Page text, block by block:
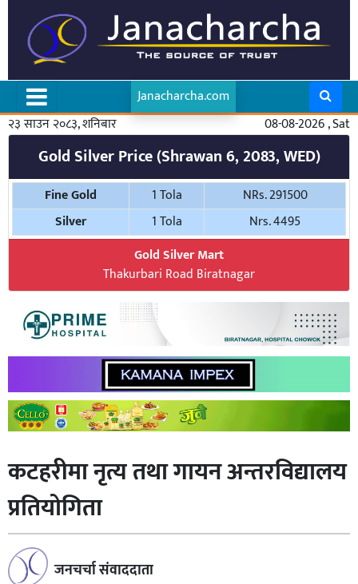
Janacharcha.com
२३ साउन २०८३, शनिबार
08-08-2026 , Sat
Gold Silver Price (Shrawan 6, 2083, WED)
Fine Gold 1 Tola
NRs. 291500
Silver
1 Tola
Nrs. 4495
Gold Silver Mart
Thakurbari Road Biratnagar
कटहरीमा नृत्य तथा गायन अन्तरविद्यालय
प्रतियोगिता
जनचर्चा संवाददाता